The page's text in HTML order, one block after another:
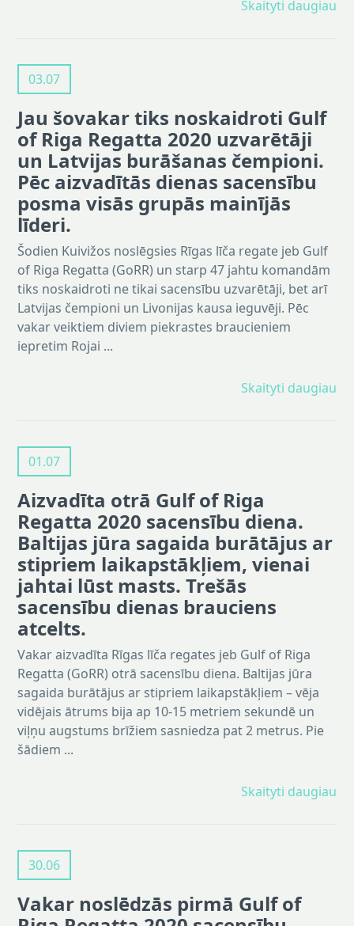
Skaityti daugiau
03.07
Jau šovakar tiks noskaidroti Gulf
of Riga Regatta 2020 uzvarētāji
un Latvijas burāšanas čempioni.
Pēc aizvadītās dienas sacensību
posma visās grupās mainījās
līderi.
Šodien Kuivižos noslēgsies Rīgas līča regate jeb Gulf
of Riga Regatta (GoRR) un starp 47 jahtu komandām
tiks noskaidroti ne tikai sacensību uzvarētāji, bet arī
Latvijas čempioni un Livonijas kausa ieguvēji. Pēc
vakar veiktiem diviem piekrastes braucieniem
iepretim Rojai ...
Skaityti daugiau
01.07
Aizvadīta otrā Gulf of Riga
Regatta 2020 sacensību diena.
Baltijas jūra sagaida burātājus ar
stipriem laikapstākļiem, vienai
jahtai lūst masts. Trešās
sacensību dienas brauciens
atcelts.
Vakar aizvadīta Rīgas līča regates jeb Gulf of Riga
Regatta (GoRR) otrā sacensību diena. Baltijas jūra
sagaida burātājus ar stipriem laikapstākļiem – vēja
vidējais ātrums bija ap 10-15 metriem sekundē un
viļņu augstums brīžiem sasniedza pat 2 metrus. Pie
šādiem ...
Skaityti daugiau
30.06
Vakar noslēdzās pirmā Gulf of